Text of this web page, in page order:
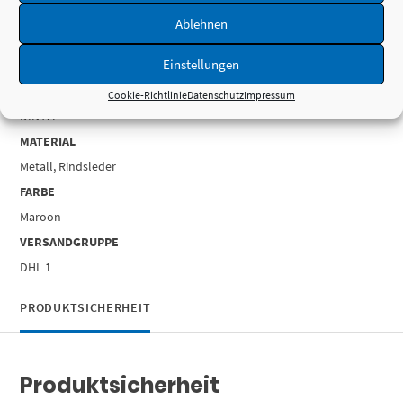
Ablehnen
Einstellungen
Cookie-RichtlinieDatenschutzImpressum
Blindprägung Bild & Text, Graviertes Messingschild, Lasergravur Bild
DIN A4
MATERIAL
Metall, Rindsleder
FARBE
Maroon
VERSANDGRUPPE
DHL 1
PRODUKTSICHERHEIT
Produktsicherheit